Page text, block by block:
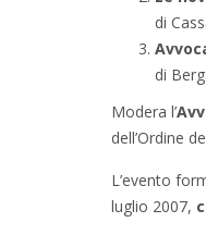
di
di
Modera l’
dell’Ordine
L’evento
luglio 2007,